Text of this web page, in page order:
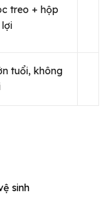
treo + hộp
tuổi, không
sinh